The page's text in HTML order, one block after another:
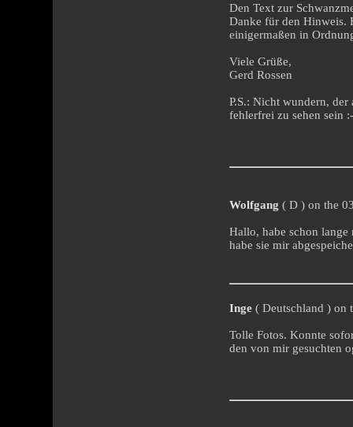
Den Text zur
Danke für den Hinweis.
einigermaßen in
Viele Grüße,
Gerd Rossen
P.S.: Nicht wundern,
fehlerfrei zu sehen sein
Wolfgang ( D ) on the
Hallo, habe schon lange
habe sie mir
Inge ( Deutschland ) on
Tolle Fotos. Konnte
den von mir gesuchten